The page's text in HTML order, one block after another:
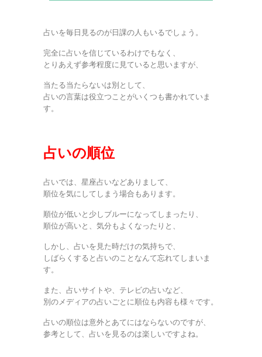
占いを毎日見るのが日課の人もいるでしょう。
完全に占いを信じているわけでもなく、
とりあえず参考程度に見ていると思いますが、
当たる当たらないは別として、
占いの言葉は役立つことがいくつも書かれていま
す。
占いの順位
占いでは、星座占いなどありまして、
順位を気にしてしまう場合もあります。
順位が低いと少しブルーになってしまったり、
順位が高いと、気分もよくなったりと、
しかし、占いを見た時だけの気持ちで、
しばらくすると占いのことなんて忘れてしまいま
す。
また、占いサイトや、テレビの占いなど、
別のメディアの占いごとに順位も内容も様々です。
占いの順位は意外とあてにはならないのですが、
参考として、占いを見るのは楽しいですよね。